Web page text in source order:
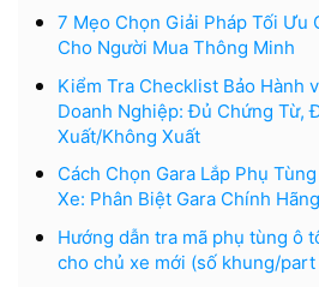
7 Mẹo Chọn Giải Pháp Tối Ưu
Cho Người Mua Thông Minh
Kiểm Tra Checklist Bảo Hành
Doanh Nghiệp: Đủ Chứng Từ,
Xuất/Không Xuất
Cách Chọn Gara Lắp Phụ
Xe: Phân Biệt Gara Chính
Hướng dẫn tra mã phụ tùng ô
cho chủ xe mới (số khung/